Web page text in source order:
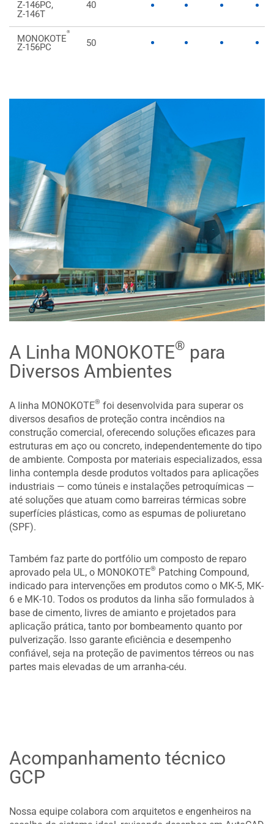
Z-146PC,
Z-146T
40
MONOKOTE
®
Z-156PC 50
A Linha MONOKOTE® para
Diversos Ambientes
A linha MONOKOTE® foi desenvolvida para superar os
diversos desafios de proteção contra incêndios na
construção comercial, oferecendo soluções eficazes para
estruturas em aço ou concreto, independentemente do tipo
de ambiente. Composta por materiais especializados, essa
linha contempla desde produtos voltados para aplicações
industriais — como túneis e instalações petroquímicas —
até soluções que atuam como barreiras térmicas sobre
superfícies plásticas, como as espumas de poliuretano
(SPF).
Também faz parte do portfólio um composto de reparo
aprovado pela UL, o MONOKOTE® Patching Compound,
indicado para intervenções em produtos como o MK-5, MK-
6 e MK-10. Todos os produtos da linha são formulados à
base de cimento, livres de amianto e projetados para
aplicação prática, tanto por bombeamento quanto por
pulverização. Isso garante eficiência e desempenho
confiável, seja na proteção de pavimentos térreos ou nas
partes mais elevadas de um arranha-céu.
Acompanhamento técnico
GCP
Nossa equipe colabora com arquitetos e engenheiros na